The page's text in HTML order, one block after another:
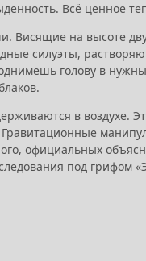
Всё ценное
Висящие на высоте
силуэты,
голову в
в воздухе.
официальных
под грифом